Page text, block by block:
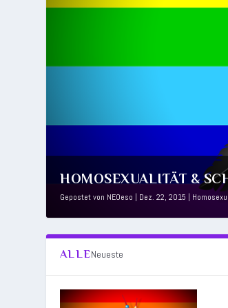
HOMOSEXUALITÄT &
Gepostet von NEOeso | Dez. 22, 2015 |
ALLENeueste